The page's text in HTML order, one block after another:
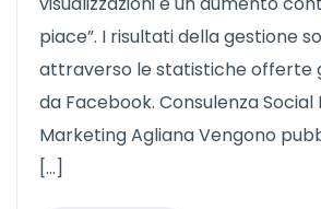
piace”. I risultati della gestione
attraverso le statistiche offerte
da Facebook. Consulenza Social
Marketing Agliana Vengono
[…]